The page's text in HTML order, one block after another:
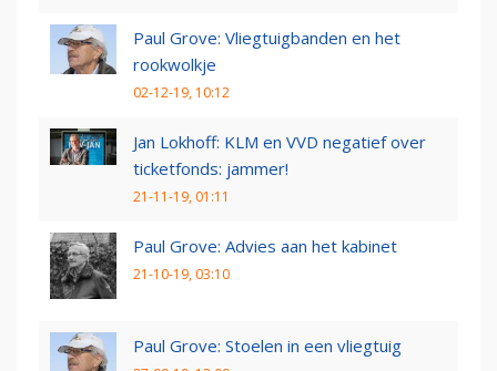
Paul Grove: Vliegtuigbanden en het
rookwolkje
02-12-19, 10:12
Jan Lokhoff: KLM en VVD negatief over
ticketfonds: jammer!
21-11-19, 01:11
Paul Grove: Advies aan het kabinet
21-10-19, 03:10
Paul Grove: Stoelen in een vliegtuig